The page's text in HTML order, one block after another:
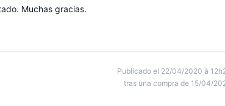
Muchas gracias.
Publicado el 22/04/2020 à
tras una compra de 15/04/